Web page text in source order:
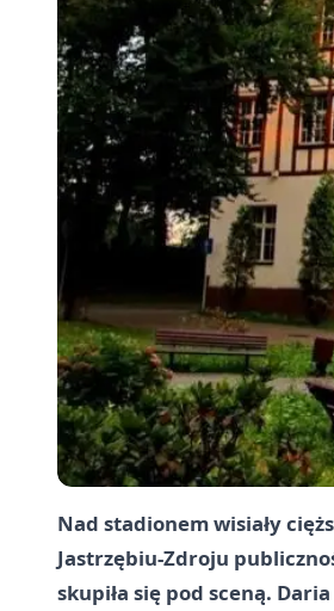
Nad stadionem wisiały
Jastrzębiu-Zdroju
skupiła się pod sceną.